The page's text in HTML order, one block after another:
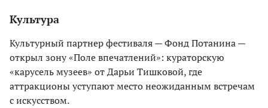
Культура
Культурный партнер фестиваля — Фонд Потанина —
открыл зону «Поле впечатлений»: кураторскую
«карусель музеев» от Дарьи Тишковой, где
аттракционы уступают место неожиданным встречам
с искусством.